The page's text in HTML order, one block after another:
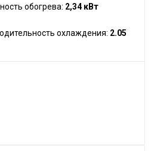
обогрева: 2,34 кВт
охлаждения: 2.05